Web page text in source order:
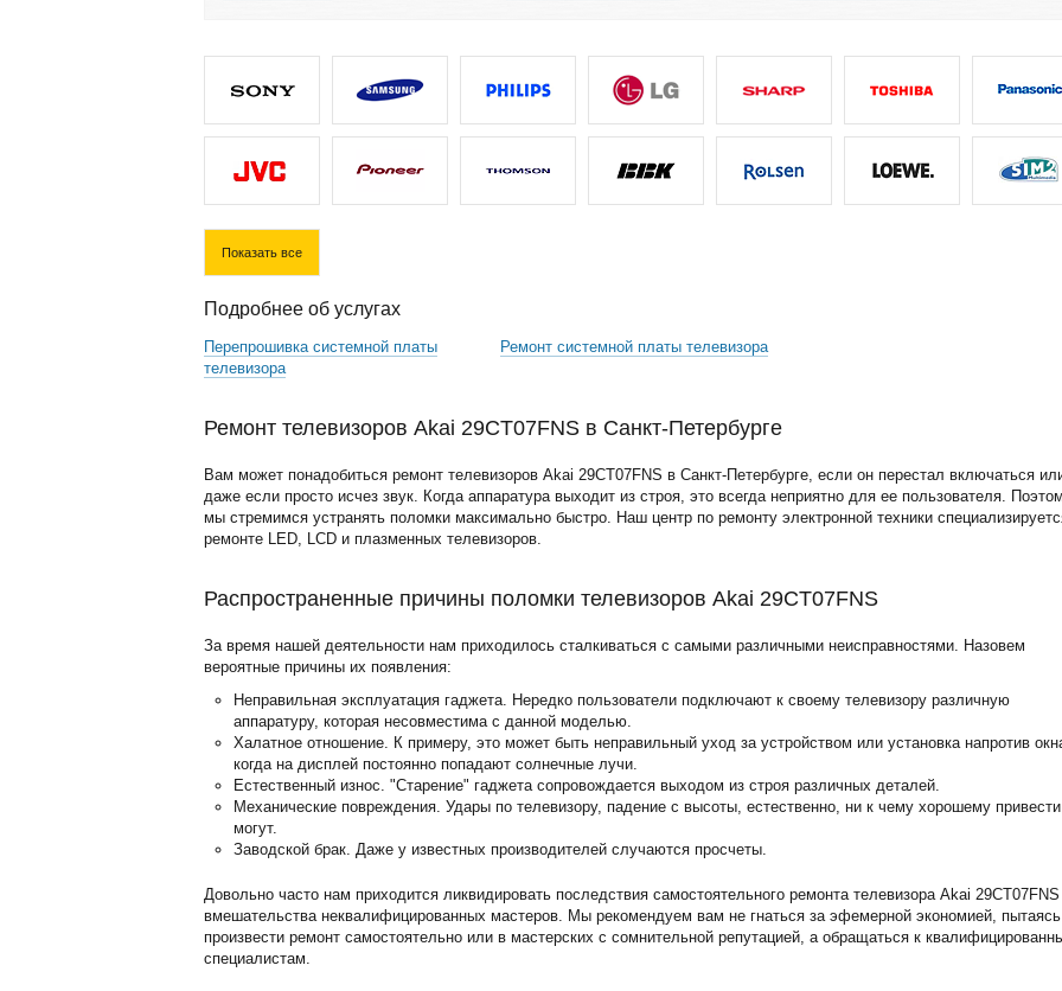
Показать все
Подробнее об услугах
Перепрошивка системной платы
телевизора
Ремонт системной платы телевизора
Ремонт телевизоров Akai 29CT07FNS в Санкт-Петербурге
Вам может понадобиться ремонт телевизоров Akai 29CT07FNS в Санкт-Петербурге, если он перестал включаться
даже если просто исчез звук. Когда аппаратура выходит из строя, это всегда неприятно для ее пользователя.
мы стремимся устранять поломки максимально быстро. Наш центр по ремонту электронной техники
ремонте LED, LCD и плазменных телевизоров.
Распространенные причины поломки телевизоров Akai 29CT07FNS
За время нашей деятельности нам приходилось сталкиваться с самыми различными неисправностями. Назовем
вероятные причины их появления:
Неправильная эксплуатация гаджета. Нередко пользователи подключают к своему телевизору различную
аппаратуру, которая несовместима с данной моделью.
Халатное отношение. К примеру, это может быть неправильный уход за устройством или установка напротив
когда на дисплей постоянно попадают солнечные лучи.
Естественный износ. "Старение" гаджета сопровождается выходом из строя различных деталей.
Механические повреждения. Удары по телевизору, падение с высоты, естественно, ни к чему хорошему
могут.
Заводской брак. Даже у известных производителей случаются просчеты.
Довольно часто нам приходится ликвидировать последствия самостоятельного ремонта телевизора Akai
вмешательства неквалифицированных мастеров. Мы рекомендуем вам не гнаться за эфемерной экономией, пытаясь
произвести ремонт самостоятельно или в мастерских с сомнительной репутацией, а обращаться к
специалистам.